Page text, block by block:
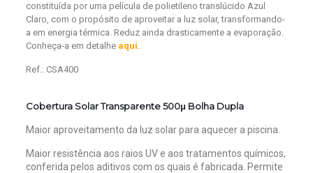
constituída por uma película de polietileno translúcido Azul
Claro, com o propósito de aproveitar a luz solar, transformando-
a em energia térmica. Reduz ainda drasticamente a evaporação.
Conheça-a em detalhe aqui.
Ref.: CSA400
Cobertura Solar Transparente 500μ Bolha Dupla
Maior aproveitamento da luz solar para aquecer a piscina.
Maior resistência aos raios UV e aos tratamentos químicos,
conferida pelos aditivos com os quais é fabricada. Permite